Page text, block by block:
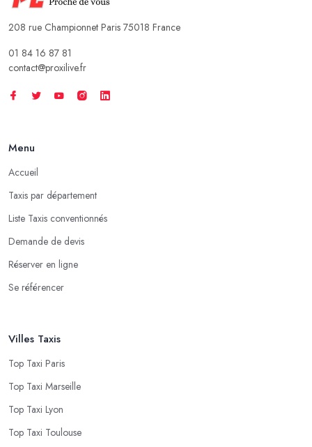
208 rue Championnet Paris 75018 France
01 84 16 87 81
contact@proxilive.fr
Menu
Accueil
Taxis par département
Liste Taxis conventionnés
Demande de devis
Réserver en ligne
Se référencer
Villes Taxis
Top Taxi Paris
Top Taxi Marseille
Top Taxi Lyon
Top Taxi Toulouse